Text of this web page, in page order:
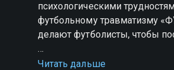
психологическими
футбольному травматизму
делают футболисты, чтобы
Посмотреть онлайн 1 сезон
Читать дальше